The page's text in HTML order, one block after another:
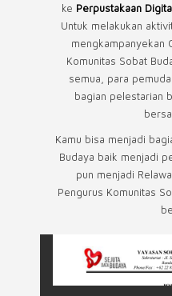
ke Perpustakaan
Untuk melakukan
mengkampanyekan
Komunitas Sobat
semua, para
bagian pelestarian
Kamu bisa menjadi
Budaya baik menjadi
pun menjadi
Pengurus Komunitas